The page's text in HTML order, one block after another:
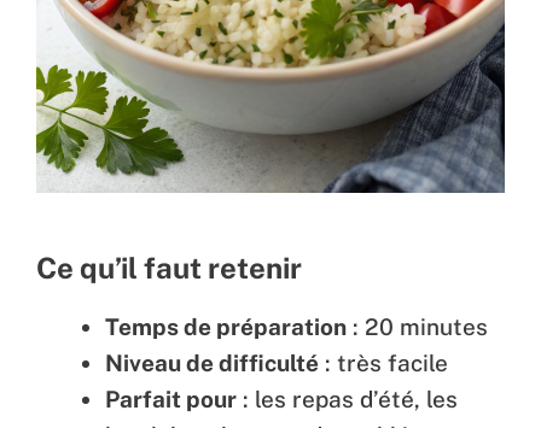
Ce qu’il faut retenir
Temps de préparation : 20 minutes
Niveau de difficulté : très facile
Parfait pour : les repas d’été, les